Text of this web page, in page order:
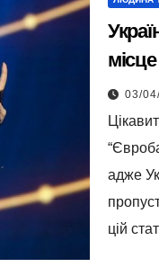
03/
адже
цій